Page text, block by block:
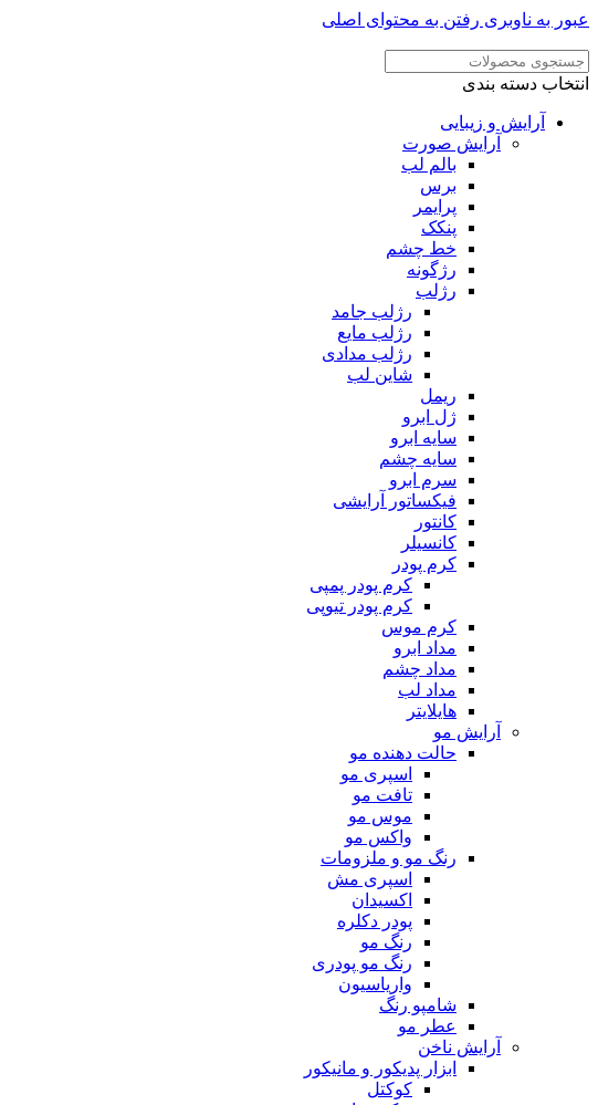
عبور به ناوبری رفتن به محتوای اصلی
انتخاب دسته بندی
آرایش و زیبایی
آرایش صورت
بالم لب
برس
پرایمر
پنکک
خط چشم
رژگونه
رژلب
رژلب جامد
رژلب مایع
رژلب مدادی
شاین لب
ریمل
ژل ابرو
سایه ابرو
سایه چشم
سرم ابرو
فیکساتور آرایشی
کانتور
کانسیلر
کرم پودر
کرم پودر پمپی
کرم پودر تیوپی
کرم موس
مداد ابرو
مداد چشم
مداد لب
هایلایتر
آرایش مو
حالت دهنده مو
اسپری مو
تافت مو
موس مو
واکس مو
رنگ مو و ملزومات
اسپری مش
اکسیدان
پودر دکلره
رنگ مو
رنگ مو پودری
واریاسیون
شامپو رنگ
عطر مو
آرایش ناخن
ابزار پدیکور و مانیکور
کوکتل